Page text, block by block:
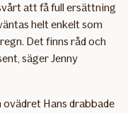
att få full ersättning
helt enkelt som
Det finns råd och
säger Jenny
Hans drabbade